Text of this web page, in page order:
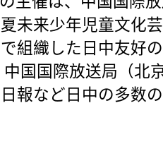
未来少年児童文化
組織した日中友好
国国際放送局（北
報など日中の多数